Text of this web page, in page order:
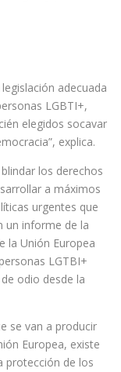
adecuada
LGBTI+,
elegidos socavar
explica.
los derechos
a máximos
urgentes que
un informe de la
la Unión Europea
LGTBI+
odio desde la
se van a producir
Europea, existe
protección de los